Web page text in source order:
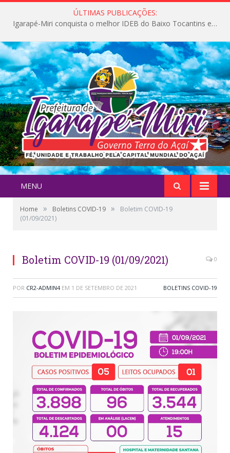
ÚLTIMAS PUBLICAÇÕES:
Igarapé-Miri conquista o melhor IDEB do Baixo Tocantins e avança na qualidade da educação pública
MENU
Home » Boletins COVID-19 »
Boletim COVID-19
(01/09/2021)
Boletim COVID-19 (01/09/2021) 0
POR CR2-ADMIN4 EM 1 DE SETEMBRO DE 2021 BOLETINS COVID-19